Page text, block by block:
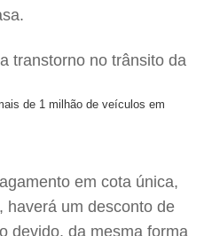
de 1 milhão de veículos em
em cota única,
haverá um desconto de
devido, da mesma forma